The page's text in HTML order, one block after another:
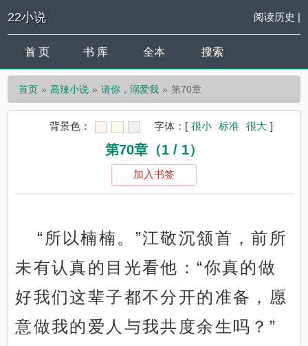
22小说 阅读历史 |
首 页 书 库 全本 搜索
首页 高辣小说 请你，溺爱我 第70章
背景色： 字体： [ 很小 标准 很大 ]
第70章（1 / 1）
加入书签
“所以楠楠。”江敬沉颔首，前所
未有认真的目光看他：“你真的做
好我们这辈子都不分开的准备，愿
意做我的爱人与我共度余生吗？”